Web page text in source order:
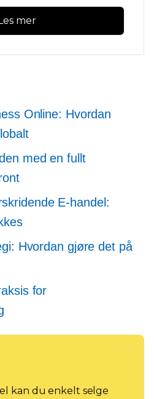
mer
Online: Hvordan
med en fullt
E-handel:
Hvordan gjøre det på
for
kan du enkelt selge